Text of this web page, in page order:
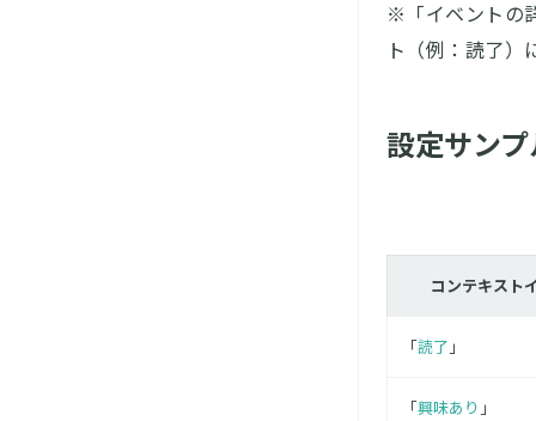
※「イベントの
ト（例：読了）
設定サンプ
コンテキスト
「読了 」
「興味あり 」